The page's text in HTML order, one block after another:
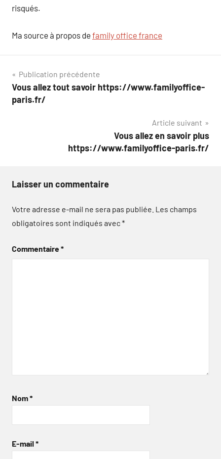
risqués.
Ma source à propos de family office france
Navigation
de
Publication précédente
Vous allez tout savoir https://www.familyoffice-
paris.fr/
Article suivant
Vous allez en savoir plus
https://www.familyoffice-paris.fr/
Laisser un commentaire
Votre adresse e-mail ne sera pas publiée. Les champs
obligatoires sont indiqués avec*
Commentaire*
Nom*
E-mail *